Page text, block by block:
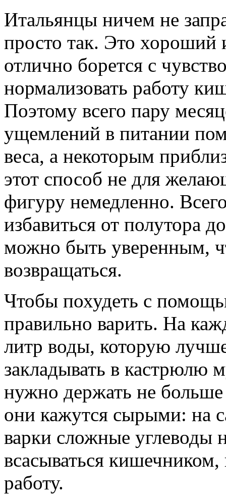
Итальянцы ничем не
просто так. Это хороший
отлично борется с
нормализовать работу
Поэтому всего пару
ущемлений в питании
веса, а некоторым
этот способ не для
фигуру немедленно.
избавиться от полутора
можно быть уверенным,
возвращаться.
Чтобы похудеть с
правильно варить. На
литр воды, которую
закладывать в кастрюлю
нужно держать не
они кажутся сырыми: на
варки сложные углеводы
всасываться кишечником,
работу.